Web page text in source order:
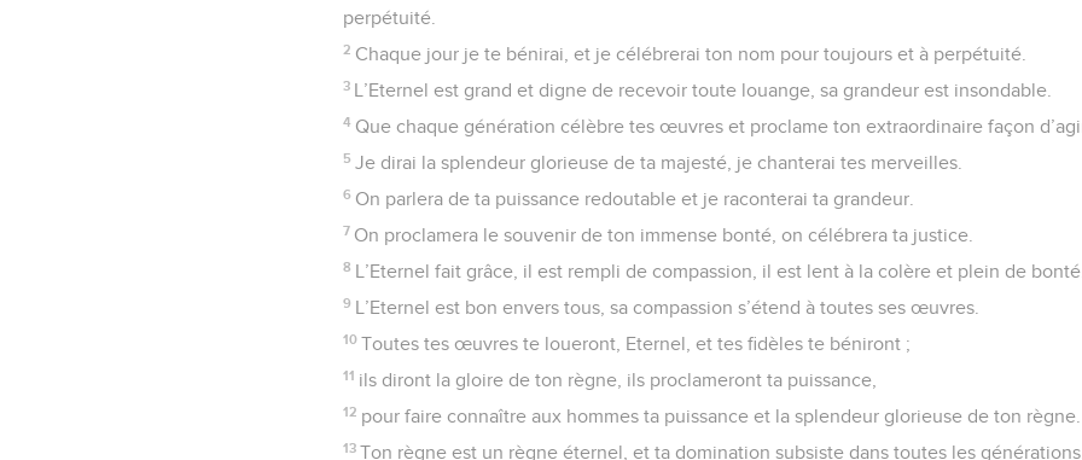
perpétuité.
2 Chaque jour je te bénirai, et je célébrerai ton nom pour toujours et à perpétuité.
3 L’Eternel est grand et digne de recevoir toute louange, sa grandeur est insondable.
4 Que chaque génération célèbre tes œuvres et proclame ton extraordinaire façon
5 Je dirai la splendeur glorieuse de ta majesté, je chanterai tes merveilles.
6 On parlera de ta puissance redoutable et je raconterai ta grandeur.
7 On proclamera le souvenir de ton immense bonté, on célébrera ta justice.
8 L’Eternel fait grâce, il est rempli de compassion, il est lent à la colère et plein de bonté.
9 L’Eternel est bon envers tous, sa compassion s’étend à toutes ses œuvres.
10 Toutes tes œuvres te loueront, Eternel, et tes fidèles te béniront ;
11 ils diront la gloire de ton règne, ils proclameront ta puissance,
12 pour faire connaître aux hommes ta puissance et la splendeur glorieuse de ton règne.
13 Ton règne est un règne éternel, et ta domination subsiste dans toutes les générations.